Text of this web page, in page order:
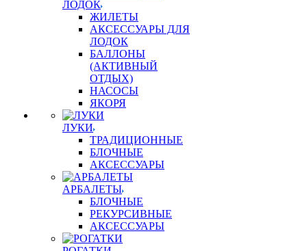
ЛОДОК
ЖИЛЕТЫ
АКСЕССУАРЫ ДЛЯ
ЛОДОК
БАЛЛОНЫ
(АКТИВНЫЙ
ОТДЫХ)
НАСОСЫ
ЯКОРЯ
ЛУКИ
ТРАДИЦИОННЫЕ
БЛОЧНЫЕ
АКСЕССУАРЫ
АРБАЛЕТЫ
БЛОЧНЫЕ
РЕКУРСИВНЫЕ
АКСЕССУАРЫ